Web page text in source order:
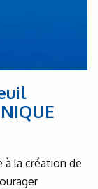
à la création de